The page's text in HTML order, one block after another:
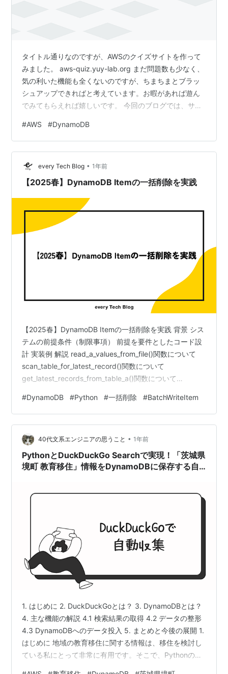
タイトル通りなのですが、AWSのクイズサイトを作って
みました。 aws-quiz.yuy-lab.org まだ問題数も少なく、
気の利いた機能も全くないのですが、ちまちまとブラッ
シュアップできればと考えています。お暇があれば遊ん
でみてもらえれば嬉しいです。 今回のブログでは、サイ
と思います。 サイトの構成 躓いた箇所 CORS設定
Lambdaプロキシ統合の場合、Lambdaでヘッダーの指定
が必要だった APIキーを利用する際、API Gatewayで
OPTIONSメソッドの設定が必要だった Lambdaのデータ
の受け渡し DynamoDBから取…
#AWS #DynamoDB
every Tech Blog • 1年前
【2025春】DynamoDB Itemの一括削除を実践
【2025春】DynamoDB Itemの一括削除を実践 背景 シス
テムの前提条件（制限事項） 前提を要件としたコード設
計 実装例 解説 read_a_values_from_file()関数について
scan_table_for_latest_record()関数について
get_latest_records_from_table_a()関数について
結果 総括 参考 最後に こんにちは、開発本部 RetailHUB
開発部 NetSuperグループに所属するフルスタックエンジ
ニアをやらせていただいています、ホー…
#DynamoDB #Python #一括削除 #BatchWriteItem
40代文系エンジニアの思うこと • 1年前
PythonとDuckDuckGo Searchで実現！「茨城県
境町 教育移住」情報をDynamoDBに保存する自
1. はじめに 2. DuckDuckGoとは？ 3. DynamoDBとは？
4. 主な機能の解説 4.1 検索結果の取得 4.2 データの整形
4.3 DynamoDBへのデータ投入 5. まとめと今後の展開 1.
はじめに 地域の教育移住に関する情報は、移住を検討し
ている私にとって非常に有用です。そこで、Pythonのラ